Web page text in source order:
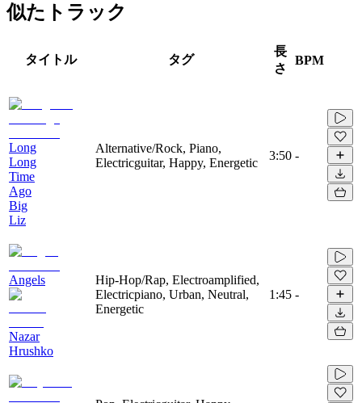
似たトラック
タイトル タグ
長
さ
BPM
Long
Long
Time
Ago
Big
Liz
Alternative/Rock, Piano,
Electricguitar, Happy, Energetic
3:50 -
Angels
Nazar
Hrushko
Hip-Hop/Rap, Electroamplified,
Electricpiano, Urban, Neutral,
Energetic
1:45 -